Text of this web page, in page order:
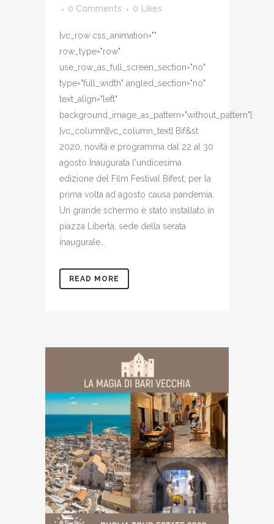
0 Comments 0 Likes
[vc_row css_animation=""
row_type="row"
use_row_as_full_screen_section="no"
type="full_width" angled_section="no"
text_align="left"
background_image_as_pattern="without_pattern"]
[vc_column][vc_column_text] Bif&st
2020, novità e programma dal 22 al 30
agosto Inaugurata l'undicesima
edizione del Film Festival Bifest, per la
prima volta ad agosto causa pandemia.
Un grande schermo è stato installato in
piazza Libertà, sede della serata
inaugurale...
READ MORE